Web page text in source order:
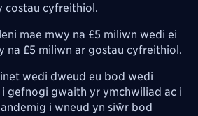
costau cyfreithiol.
mae mwy na £5 miliwn wedi ei
na £5 miliwn ar gostau cyfreithiol.
wedi dweud eu bod wedi
gefnogi gwaith yr ymchwiliad ac i
i wneud yn siŵr bod